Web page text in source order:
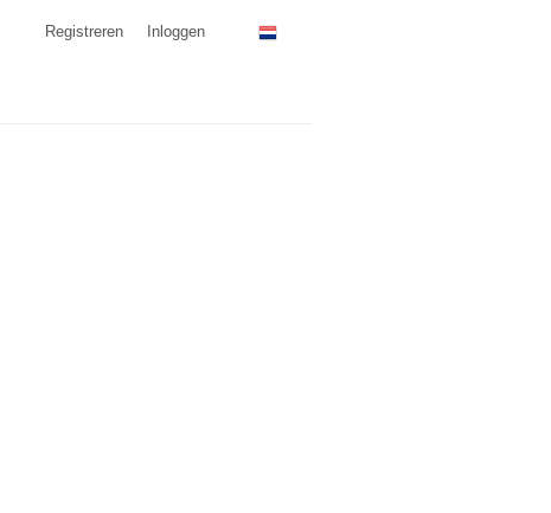
Registreren Inloggen